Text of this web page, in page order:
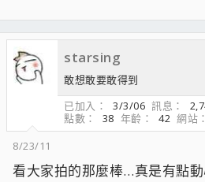
starsing
敢想敢要敢得到
已加入
3/3/06 訊息
點數
38 年齡 42 網站
8/23/11
看大家拍的那麼棒…真是有點動